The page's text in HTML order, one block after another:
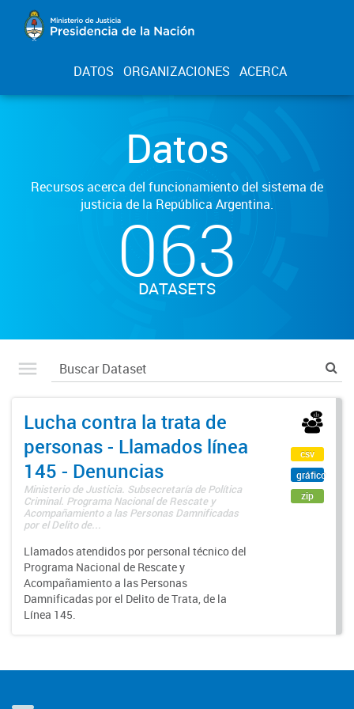
DATOS ORGANIZACIONES ACERCA
Datos
Recursos acerca del funcionamiento del sistema de
justicia de la República Argentina.
063
DATASETS
Lucha contra la trata de
personas - Llamados línea
145 - Denuncias
Ministerio de Justicia. Subsecretaría de Política
Criminal. Programa Nacional de Rescate y
Acompañamiento a las Personas Damnificadas
por el Delito de...
Llamados atendidos por personal técnico del
Programa Nacional de Rescate y
Acompañamiento a las Personas
Damnificadas por el Delito de Trata, de la
Línea 145.
csv
gráfico
zip